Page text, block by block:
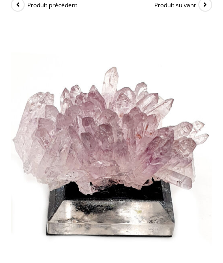
Produit précédent Produit suivant